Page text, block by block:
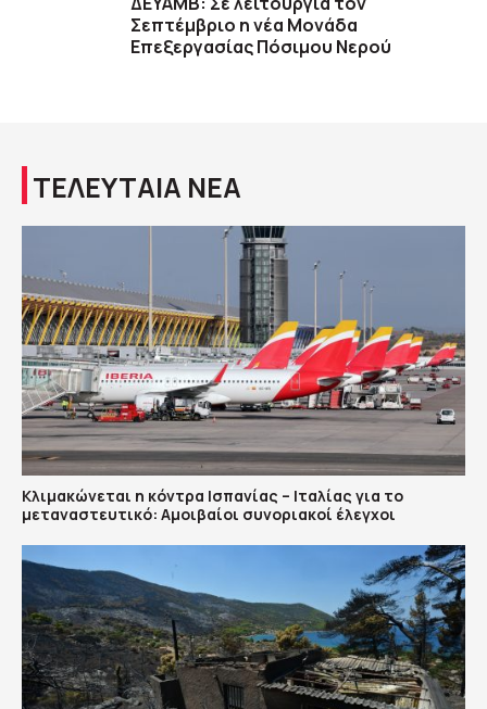
Σεπτέμβριο η νέα Μονάδα
Επεξεργασίας Πόσιμου Νερού
ΤΕΛΕΥΤΑΙΑ ΝΕΑ
Κλιμακώνεται η κόντρα Ισπανίας – Ιταλίας για το
μεταναστευτικό: Αμοιβαίοι συνοριακοί έλεγχοι